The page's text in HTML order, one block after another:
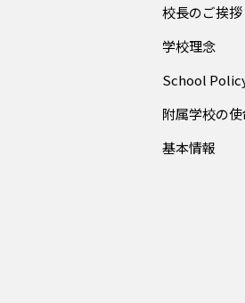
校長のご挨拶
学校理念
School
附属学校の
基本情報